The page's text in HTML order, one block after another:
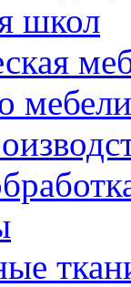
школ
мебели